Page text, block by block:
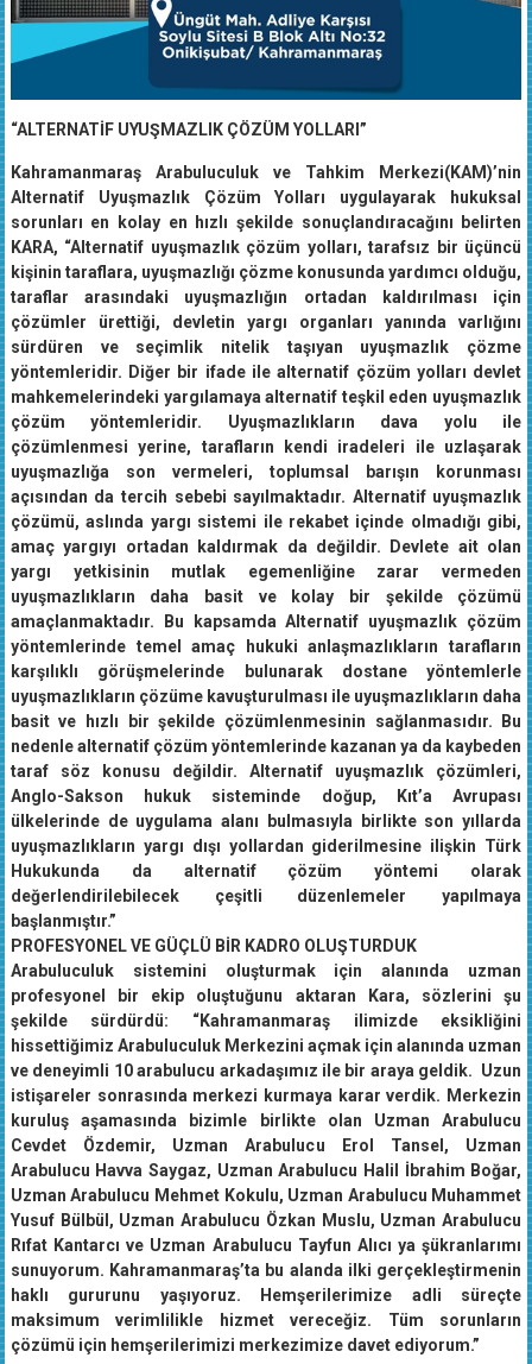
“ALTERNATİF UYUŞMAZLIK ÇÖZÜM YOLLARI”
Kahramanmaraş Arabuluculuk ve Tahkim Merkezi(KAM)’nin
Alternatif Uyuşmazlık Çözüm Yolları uygulayarak hukuksal
sorunları en kolay en hızlı şekilde sonuçlandıracağını belirten
KARA, “Alternatif uyuşmazlık çözüm yolları, tarafsız bir üçüncü
kişinin taraflara, uyuşmazlığı çözme konusunda yardımcı olduğu,
taraflar arasındaki uyuşmazlığın ortadan kaldırılması için
çözümler ürettiği, devletin yargı organları yanında varlığını
sürdüren ve seçimlik nitelik taşıyan uyuşmazlık çözme
yöntemleridir. Diğer bir ifade ile alternatif çözüm yolları devlet
mahkemelerindeki yargılamaya alternatif teşkil eden uyuşmazlık
çözüm yöntemleridir. Uyuşmazlıkların dava yolu ile
çözümlenmesi yerine, tarafların kendi iradeleri ile uzlaşarak
uyuşmazlığa son vermeleri, toplumsal barışın korunması
açısından da tercih sebebi sayılmaktadır. Alternatif uyuşmazlık
çözümü, aslında yargı sistemi ile rekabet içinde olmadığı gibi,
amaç yargıyı ortadan kaldırmak da değildir. Devlete ait olan
yargı yetkisinin mutlak egemenliğine zarar vermeden
uyuşmazlıkların daha basit ve kolay bir şekilde çözümü
amaçlanmaktadır. Bu kapsamda Alternatif uyuşmazlık çözüm
yöntemlerinde temel amaç hukuki anlaşmazlıkların tarafların
karşılıklı görüşmelerinde bulunarak dostane yöntemlerle
uyuşmazlıkların çözüme kavuşturulması ile uyuşmazlıkların daha
basit ve hızlı bir şekilde çözümlenmesinin sağlanmasıdır. Bu
nedenle alternatif çözüm yöntemlerinde kazanan ya da kaybeden
taraf söz konusu değildir. Alternatif uyuşmazlık çözümleri,
Anglo-Sakson hukuk sisteminde doğup, Kıt’a Avrupası
ülkelerinde de uygulama alanı bulmasıyla birlikte son yıllarda
uyuşmazlıkların yargı dışı yollardan giderilmesine ilişkin Türk
Hukukunda da alternatif çözüm yöntemi olarak
değerlendirilebilecek çeşitli düzenlemeler yapılmaya
başlanmıştır.”
PROFESYONEL VE GÜÇLÜ BİR KADRO OLUŞTURDUK
Arabuluculuk sistemini oluşturmak için alanında uzman
profesyonel bir ekip oluştuğunu aktaran Kara, sözlerini şu
şekilde sürdürdü: “Kahramanmaraş ilimizde eksikliğini
hissettiğimiz Arabuluculuk Merkezini açmak için alanında uzman
ve deneyimli 10 arabulucu arkadaşımız ile bir araya geldik. Uzun
istişareler sonrasında merkezi kurmaya karar verdik. Merkezin
kuruluş aşamasında bizimle birlikte olan Uzman Arabulucu
Cevdet Özdemir, Uzman Arabulucu Erol Tansel, Uzman
Arabulucu Havva Saygaz, Uzman Arabulucu Halil İbrahim Boğar,
Uzman Arabulucu Mehmet Kokulu, Uzman Arabulucu Muhammet
Yusuf Bülbül, Uzman Arabulucu Özkan Muslu, Uzman Arabulucu
Rıfat Kantarcı ve Uzman Arabulucu Tayfun Alıcı ya şükranlarımı
sunuyorum. Kahramanmaraş’ta bu alanda ilki gerçekleştirmenin
haklı gururunu yaşıyoruz. Hemşerilerimize adli süreçte
maksimum verimlilikle hizmet vereceğiz. Tüm sorunların
çözümü için hemşerilerimizi merkezimize davet ediyorum.”